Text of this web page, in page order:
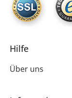
Hilfe
Über uns